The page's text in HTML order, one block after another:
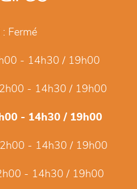
: Fermé
- 14h30 / 19h00
- 14h30 / 19h00
- 14h30 / 19h00
- 14h30 / 19h00
- 14h30 / 19h00